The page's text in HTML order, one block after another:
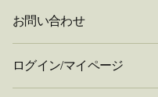
お問い合わせ
ログイン/マイページ